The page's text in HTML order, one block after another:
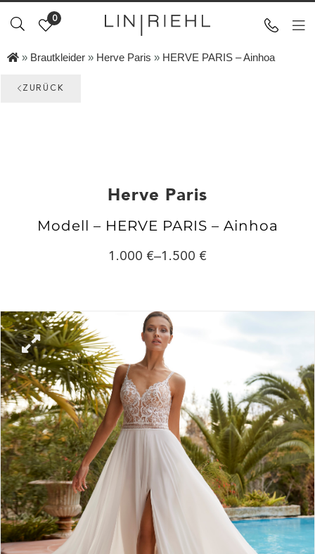
0
» Brautkleider » Herve Paris » HERVE PARIS – Ainhoa
ZURÜCK
Herve Paris
Modell – HERVE PARIS – Ainhoa
1.000 –1.500